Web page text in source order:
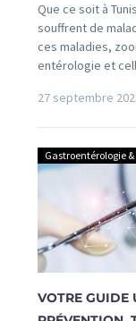
Que ce soit à
souffrent de
ces maladies,
entérologie et
27 septembre
Gastroentérologie
VOTRE GUIDE